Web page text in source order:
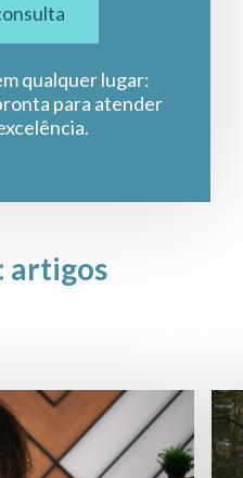
qualquer lugar:
para atender
artigos